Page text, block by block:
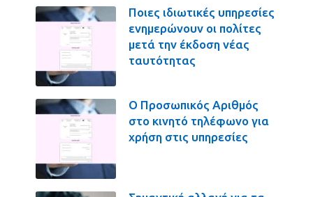
Ποιες ιδιωτικές υπηρεσίες
ενημερώνουν οι πολίτες
μετά την έκδοση νέας
ταυτότητας
Ο Προσωπικός Αριθμός
στο κινητό τηλέφωνο για
χρήση στις υπηρεσίες